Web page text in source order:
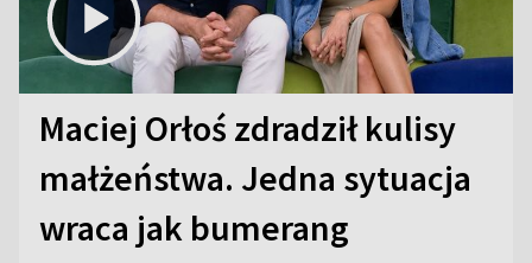
Maciej Orłoś zdradził kulisy
małżeństwa. Jedna sytuacja
wraca jak bumerang